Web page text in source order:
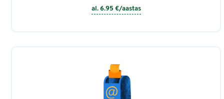
al.6.95 €/aastas